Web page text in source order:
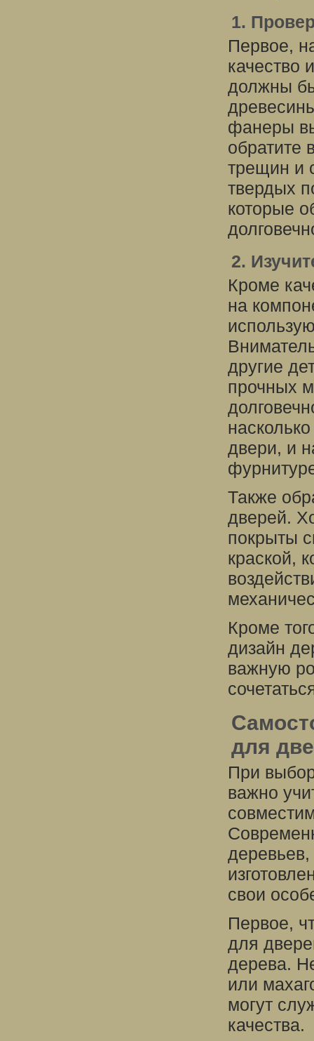
1.
Первое,
качество
должны
фанеры
обратите
трещин и
твердых
которые
2.
Кроме
на
другие
прочных
двери, и
Также
дверей.
покрыты
краской,
Кроме
дизайн
важную
для
При
важно
деревьев,
свои
Первое,
для
дерева.
или
могут
качества.